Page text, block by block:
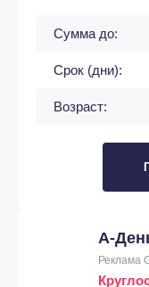
Сумма до:
Срок (дни):
Возраст:
А-
Реклама